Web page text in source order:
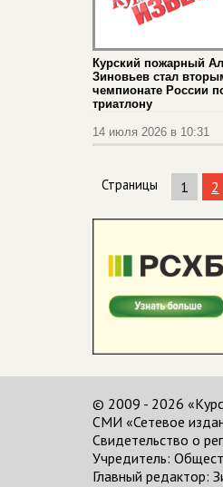
Курский пожарный
Зиновьев стал
чемпионате России
триатлону
14 июля 2026 в 10:31
Страницы 1 2
© 2009 - 2026
СМИ «Сетевое
Свидетельство о
Учредитель:
Главный редактор: